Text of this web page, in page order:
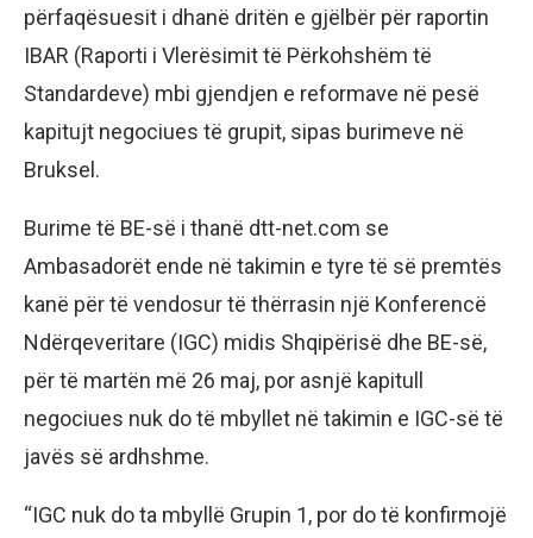
përfaqësuesit i dhanë dritën e gjëlbër për raportin
IBAR (Raporti i Vlerësimit të Përkohshëm të
Standardeve) mbi gjendjen e reformave në pesë
kapitujt negociues të grupit, sipas burimeve në
Bruksel.
Burime të BE-së i thanë dtt-net.com se
Ambasadorët ende në takimin e tyre të së premtës
kanë për të vendosur të thërrasin një Konferencë
Ndërqeveritare (IGC) midis Shqipërisë dhe BE-së,
për të martën më 26 maj, por asnjë kapitull
negociues nuk do të mbyllet në takimin e IGC-së të
javës së ardhshme.
“IGC nuk do ta mbyllë Grupin 1, por do të konfirmojë